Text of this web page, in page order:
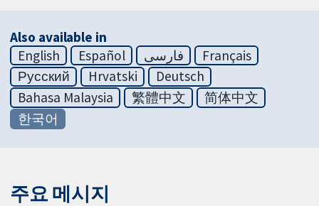
Also available in
English
Español فارسی
Français
Русский
Hrvatski
Deutsch
Bahasa Malaysia
繁體中文
简体中文
한국어
주요 메시지